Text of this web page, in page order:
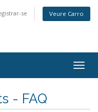
se Veure Carro
- FAQ